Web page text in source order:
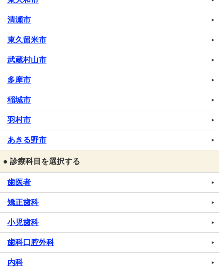
清瀬市
東久留米市
武蔵村山市
多摩市
稲城市
羽村市
あきる野市
● 診療科目を選択する
歯医者
矯正歯科
小児歯科
歯科口腔外科
内科